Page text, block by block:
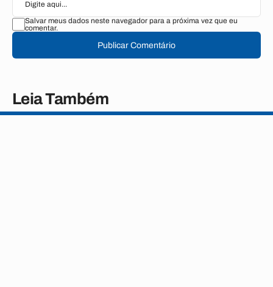
Salvar meus dados neste navegador para a próxima vez que eu
comentar.
Publicar Comentário
Leia Também